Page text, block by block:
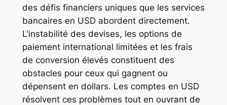
des défis financiers uniques que les services
bancaires en USD abordent directement.
L'instabilité des devises, les options de
paiement international limitées et les frais
de conversion élevés constituent des
obstacles pour ceux qui gagnent ou
dépensent en dollars. Les comptes en USD
résolvent ces problèmes tout en ouvrant de